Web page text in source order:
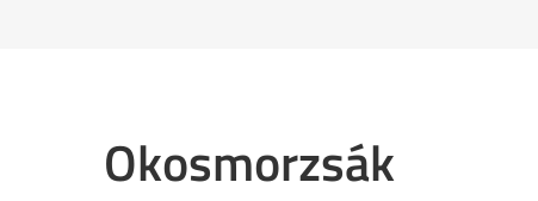
Okosmorzsák